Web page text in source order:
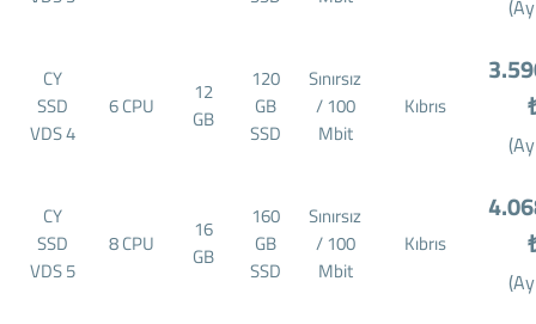
CY
SSD
VDS 4
6 CPU
12
GB
120
GB
SSD
Sınırsız
/ 100
Mbit
Kıbrıs
CY
SSD
VDS 5
8 CPU
16
GB
160
GB
SSD
Sınırsız
/ 100
Mbit
Kıbrıs